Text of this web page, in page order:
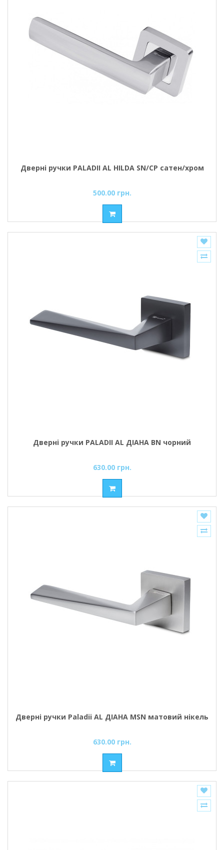
Дверні ручки PALADII AL HILDA SN/CP сатен/хром
500.00 грн.
Дверні ручки PALADII AL ДІАНА BN чорний
630.00 грн.
Дверні ручки Paladii AL ДІАНА MSN матовий нікель
630.00 грн.